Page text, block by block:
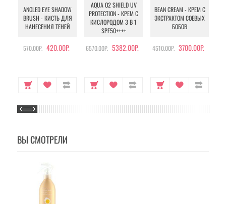
ANGLED EYE SHADOW
BRUSH - КИСТЬ ДЛЯ
НАНЕСЕНИЯ ТЕНЕЙ
570.00Р. 420.00Р.
AQUA O2 SHIELD UV
PROTECTION - КРЕМ С
КИСЛОРОДОМ 3 В 1
SPF50++++
6570.00Р. 5382.00Р.
BEAN CREAM - КРЕМ С
ЭКСТРАКТОМ СОЕВЫХ
БОБОВ
4510.00Р. 3700.00Р.
ВЫ СМОТРЕЛИ